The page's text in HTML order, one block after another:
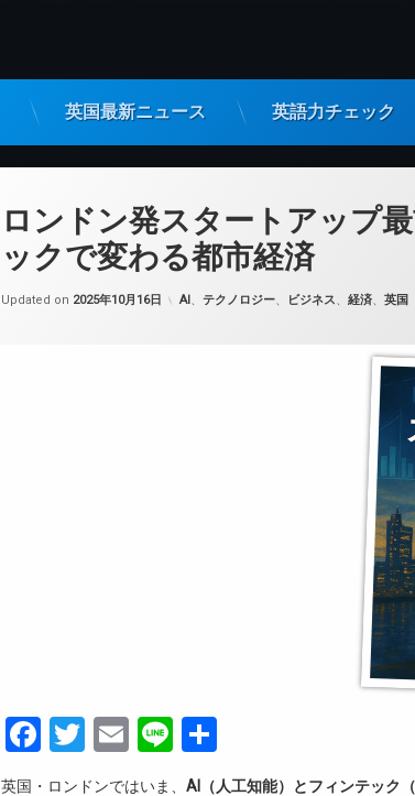
英国最新ニュース 英語力チェック
ロンドン発スタートアップ
ックで変わる都市経済
Updated on 2025年10月16日 カテゴリー:
AI、 テクノロジー、 ビジネス、 経済、 英国
Facebook
Twitter
Email
Line
有
英国・ロンドンではいま、 AI（人工知能）とフィンテック